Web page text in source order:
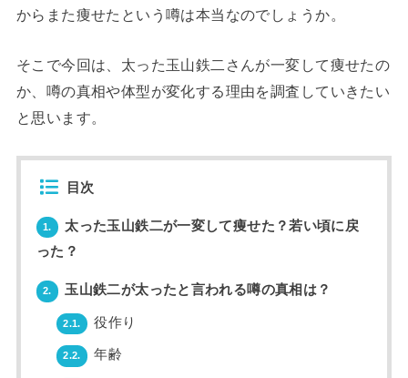
からまた痩せたという噂は本当なのでしょうか。
そこで今回は、太った玉山鉄二さんが一変して痩せたの
か、噂の真相や体型が変化する理由を調査していきたい
と思います。
目次
1.
太った玉山鉄二が一変して痩せた？若い頃に戻
った？
2. 玉山鉄二が太ったと言われる噂の真相は？
2.1. 役作り
2.2. 年齢